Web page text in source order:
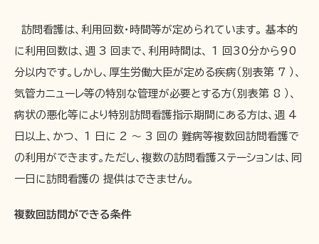
訪問看護は、利用回数・時間等が定められています。 基本的
に利用回数は、週 3 回まで、利用時間は、 1 回30分から90
分以内です。しかし、厚生労働大臣が定める疾病（別表第 7 ）、
気管カニューレ等の特別な管理が必要とする方（別表第 8 ）、
病状の悪化等により特別訪問看護指示期間にある方は、週 4
日以上、かつ、 1 日に 2 ～ 3 回の 難病等複数回訪問看護で
の利用ができます。ただし、複数の訪問看護ステーションは、同
一日に訪問看護の 提供はできません。
複数回訪問ができる条件